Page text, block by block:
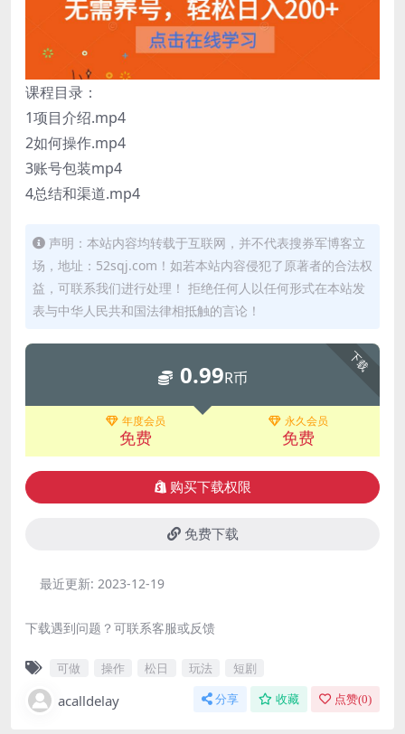
课程目录：
1项目介绍.mp4
2如何操作.mp4
3账号包装mp4
4总结和渠道.mp4
声明：本站内容均转载于互联网，并不代表搜券军博客立
场，地址：52sqj.com！如若本站内容侵犯了原著者的合法权
益，可联系我们进行处理！ 拒绝任何人以任何形式在本站发
表与中华人民共和国法律相抵触的言论！
下载
0.99R币
年度会员
免费
永久会员
免费
购买下载权限
免费下载
最近更新: 2023-12-19
下载遇到问题？可联系客服或反馈
可做 操作 松日 玩法 短剧
acalldelay 分享 收藏 点赞(0)